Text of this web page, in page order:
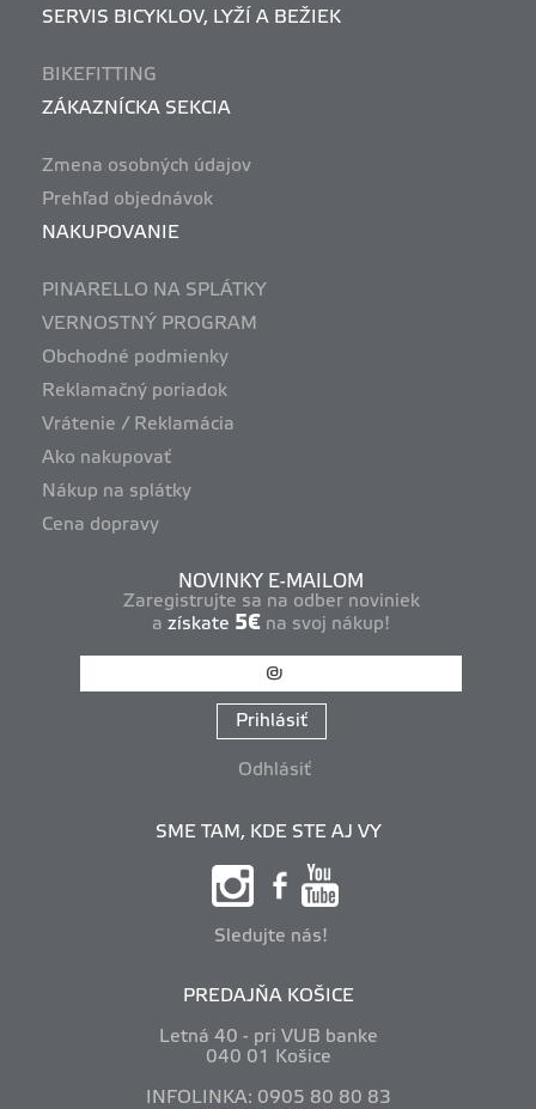
SERVIS BICYKLOV, LYŽÍ A BEŽIEK
BIKEFITTING
ZÁKAZNÍCKA SEKCIA
Zmena osobných údajov
Prehľad objednávok
NAKUPOVANIE
PINARELLO NA SPLÁTKY
VERNOSTNÝ PROGRAM
Obchodné podmienky
Reklamačný poriadok
Vrátenie / Reklamácia
Ako nakupovať
Nákup na splátky
Cena dopravy
NOVINKY E-MAILOM
Zaregistrujte sa na odber noviniek
a získate 5€ na svoj nákup!
Prihlásiť
Odhlásiť
SME TAM, KDE STE AJ VY
Sledujte nás!
PREDAJŇA KOŠICE
Letná 40 - pri VUB banke
040 01 Košice
INFOLINKA: 0905 80 80 83